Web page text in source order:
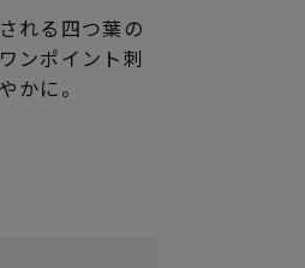
れる四つ葉の
ンポイント刺
かに。